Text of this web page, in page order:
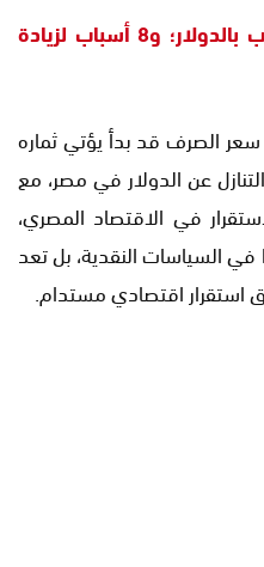
علاقة أسعار الذهب بالدولار؛ و8 أسباب لزيادة
سعر الصرف قد بدأ يؤتي ثماره
عن الدولار في مصر، مع
في الاقتصاد المصري،
السياسات النقدية، بل تعد
استقرار اقتصادي مستدام.